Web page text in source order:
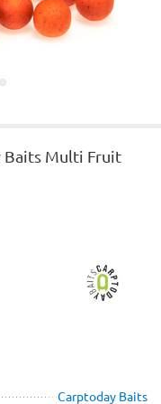
Multi Fruit
Carptoday Baits